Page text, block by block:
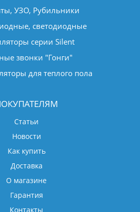
УЗО, Рубильники
светодиодные
серии Silent
звонки "Гонги"
для теплого пола
Статьи
Новости
Как купить
Доставка
О магазине
Гарантия
Контакты